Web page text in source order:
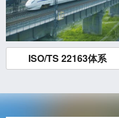
ISO/TS 22163体系